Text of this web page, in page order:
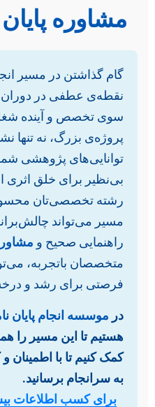
مشاوره
گام گذاشتن در مسیر
نقطه‌ی عطفی در دوران
سوی تخصص و آینده
پروژه‌ی بزرگ، نه تنها
توانایی‌های پژوهشی
بی‌نظیر برای خلق اثری
رشته تخصصی‌تان
مسیر می‌تواند
راهنمایی صحیح و
متخصصان باتجربه،
فرصتی برای رشد و
در موسسه انجام پایان
هستیم تا این مسیر را
کمک کنیم تا با اطمینان و
به سرانجام برسانید.
برای کسب اطلاعات